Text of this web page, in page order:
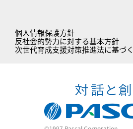
個人情報保護方針
反社会的勢力に対する基本方針
次世代育成支援対策推進法に基づ